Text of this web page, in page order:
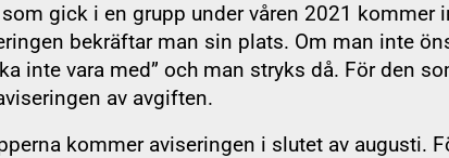
gick i en grupp under våren 2021
bekräftar man sin plats. Om man inte
inte vara med” och man stryks då. För den
av avgiften.
kommer aviseringen i slutet av augusti.